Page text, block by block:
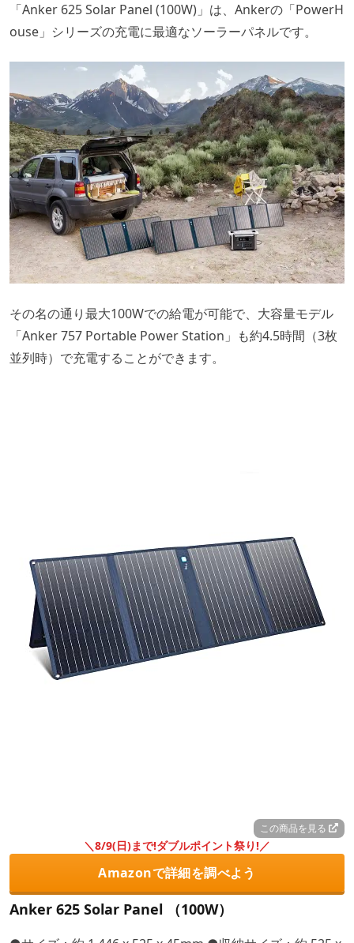
「Anker 625 Solar Panel (100W)」は、Ankerの「PowerH
ouse」シリーズの充電に最適なソーラーパネルです。
その名の通り最大100Wでの給電が可能で、大容量モデル
「Anker 757 Portable Power Station」も約4.5時間（3枚
並列時）で充電することができます。
この商品を見る
＼8/9(日)まで!ダブルポイント祭り!／
Amazonで詳細を調べよう
Anker 625 Solar Panel （100W）